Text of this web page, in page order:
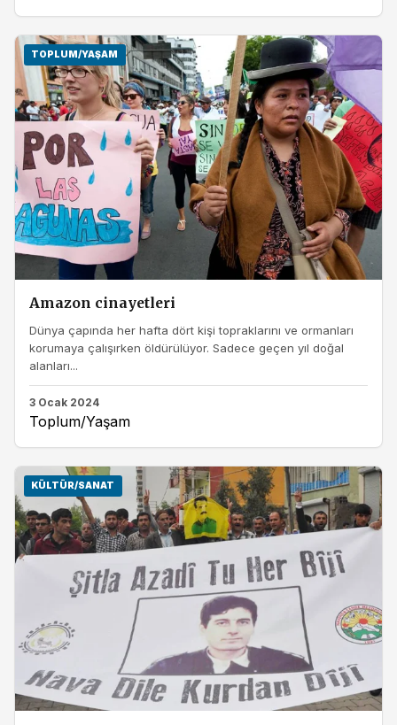
TOPLUM/YAŞAM
Amazon cinayetleri
Dünya çapında her hafta dört kişi topraklarını ve ormanları
korumaya çalışırken öldürülüyor. Sadece geçen yıl doğal
alanları...
3 Ocak 2024
Toplum/Yaşam
KÜLTÜR/SANAT